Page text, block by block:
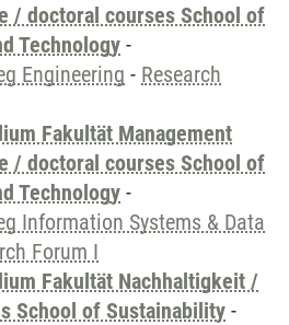
/ doctoral courses School of
Technology -
Engineering - Research
Fakultät Management
/ doctoral courses School of
Technology -
Information Systems & Data
Forum I
Fakultät Nachhaltigkeit /
School of Sustainability -